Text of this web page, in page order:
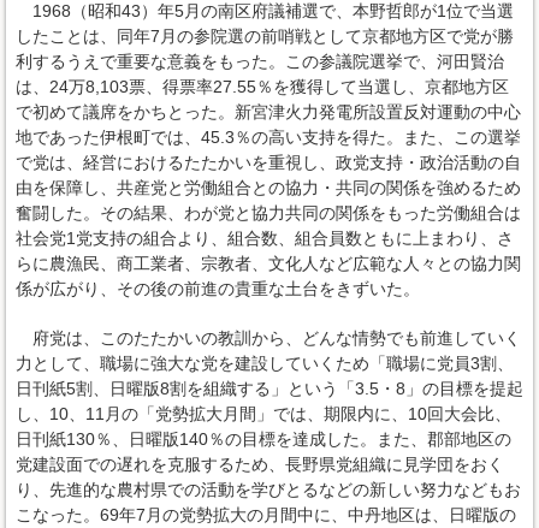
1968（昭和43）年5月の南区府議補選で、本野哲郎が1位で当選
したことは、同年7月の参院選の前哨戦として京都地方区で党が勝
利するうえで重要な意義をもった。この参議院選挙で、河田賢治
は、24万8,103票、得票率27.55％を獲得して当選し、京都地方区
で初めて議席をかちとった。新宮津火力発電所設置反対運動の中心
地であった伊根町では、45.3％の高い支持を得た。また、この選挙
で党は、経営におけるたたかいを重視し、政党支持・政治活動の自
由を保障し、共産党と労働組合との協力・共同の関係を強めるため
奮闘した。その結果、わが党と協力共同の関係をもった労働組合は
社会党1党支持の組合より、組合数、組合員数ともに上まわり、さ
らに農漁民、商工業者、宗教者、文化人など広範な人々との協力関
係が広がり、その後の前進の貴重な土台をきずいた。
府党は、このたたかいの教訓から、どんな情勢でも前進していく
力として、職場に強大な党を建設していくため「職場に党員3割、
日刊紙5割、日曜版8割を組織する」という「3.5・8」の目標を提起
し、10、11月の「党勢拡大月間」では、期限内に、10回大会比、
日刊紙130％、日曜版140％の目標を達成した。また、郡部地区の
党建設面での遅れを克服するため、長野県党組織に見学団をおく
り、先進的な農村県での活動を学びとるなどの新しい努力などもお
こなった。69年7月の党勢拡大の月間中に、中丹地区は、日曜版の